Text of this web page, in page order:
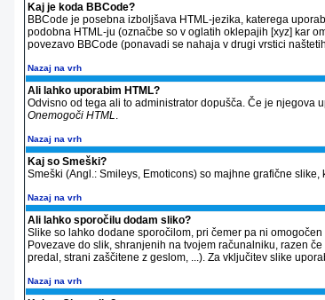
Kaj je koda BBCode?
BBCode je posebna izboljšava HTML-jezika, katerega
podobna HTML-ju (označbe so v oglatih oklepajih [xyz] kar
povezavo BBCode (ponavadi se nahaja v drugi vrstici naštetih
Nazaj na vrh
Ali lahko uporabim HTML?
Odvisno od tega ali to administrator dopušča. Če je njegova
Onemogoči HTML.
Nazaj na vrh
Kaj so Smeški?
Smeški (Angl.: Smileys, Emoticons) so majhne grafične
Nazaj na vrh
Ali lahko sporočilu dodam sliko?
Slike so lahko dodane sporočilom, pri čemer pa ni
Povezave do slik, shranjenih na tvojem računalniku, razen
predal, strani zaščitene z geslom, ...). Za vključitev slike
Nazaj na vrh